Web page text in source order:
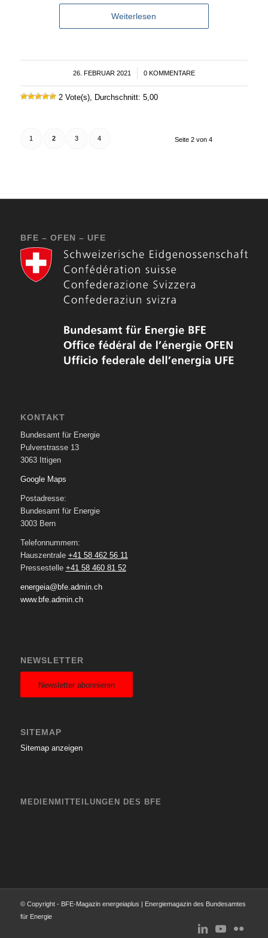
Weiterlesen
26. FEBRUAR 2021
/ 0 KOMMENTARE
2 Vote(s), Durchschnitt: 5,00
Seite 2 von 4
1 2 3 4
BFE – OFEN – UFE
KONTAKT
Bundesamt für Energie
Pulverstrasse 13
3063 Ittigen
Google Maps
Postadresse:
Bundesamt für Energie
3003 Bern
Telefonnummern:
Hauszentrale +41 58 462 56 11
Pressestelle +41 58 460 81 52
energeia@bfe.admin.ch
www.bfe.admin.ch
NEWSLETTER
Newsletter abonnieren
SITEMAP
Sitemap anzeigen
MEDIENMITTEILUNGEN DES BFE
© Copyright - BFE-Magazin energeiaplus | Energiemagazin des Bundesamtes
für Energie